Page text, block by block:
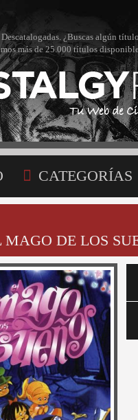
¿Buscas algún
más de 25.000 títulos
CATEGORÍAS
MAGO DE LOS